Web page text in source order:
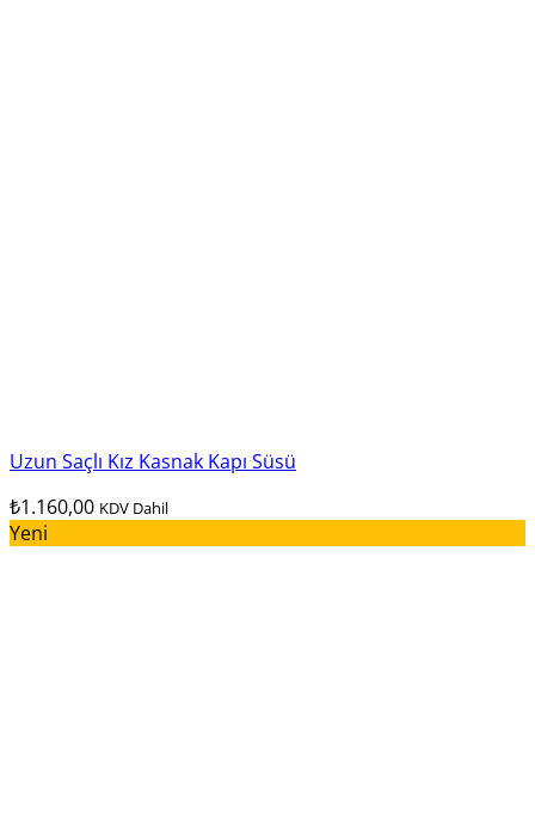
Uzun Saçlı Kız Kasnak Kapı Süsü
₺1.160,00 KDV Dahil
Yeni